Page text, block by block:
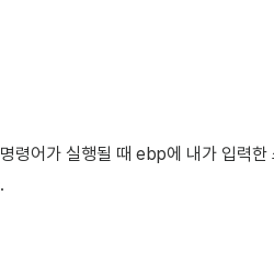
어가 실행될 때 ebp에 내가 입력한